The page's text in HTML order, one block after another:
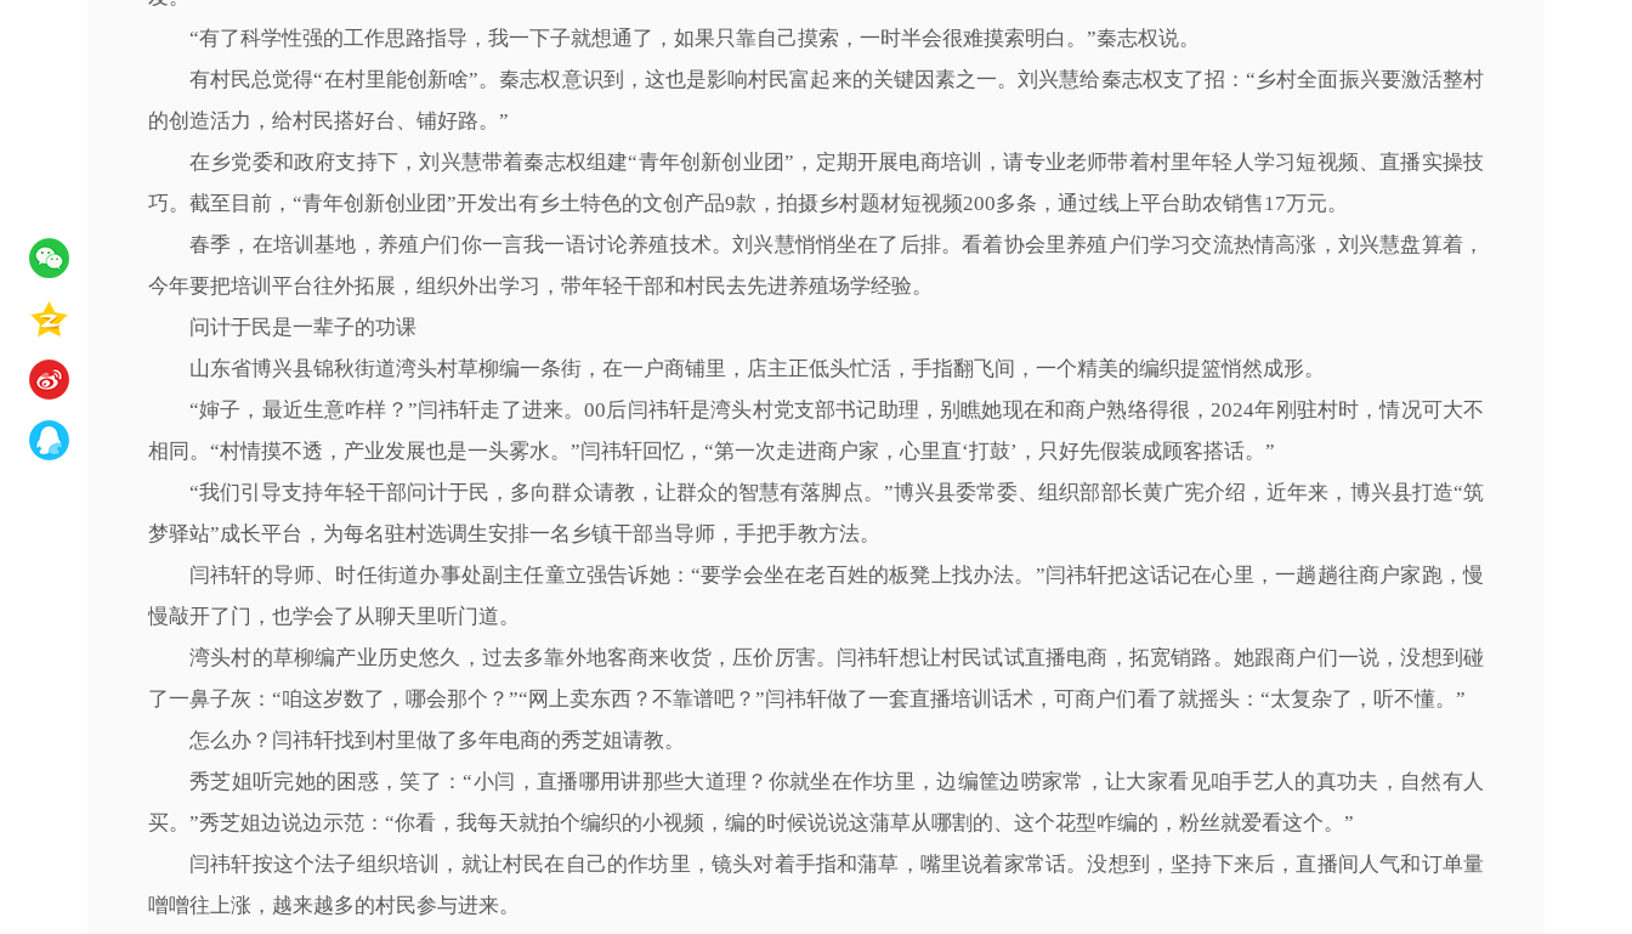
“有了科学性强的工作思路指导，我一下子就想通了，如果只靠自己摸索，一时半会很难摸索明白。”秦志权说。
有村民总觉得“在村里能创新啥”。秦志权意识到，这也是影响村民富起来的关键因素之一。刘兴慧给秦志权支了招：“乡村全面振兴要激活整村
的创造活力，给村民搭好台、铺好路。”
在乡党委和政府支持下，刘兴慧带着秦志权组建“青年创新创业团”，定期开展电商培训，请专业老师带着村里年轻人学习短视频、直播实操技
巧。截至目前，“青年创新创业团”开发出有乡土特色的文创产品9款，拍摄乡村题材短视频200多条，通过线上平台助农销售17万元。
春季，在培训基地，养殖户们你一言我一语讨论养殖技术。刘兴慧悄悄坐在了后排。看着协会里养殖户们学习交流热情高涨，刘兴慧盘算着，
今年要把培训平台往外拓展，组织外出学习，带年轻干部和村民去先进养殖场学经验。
问计于民是一辈子的功课
山东省博兴县锦秋街道湾头村草柳编一条街，在一户商铺里，店主正低头忙活，手指翻飞间，一个精美的编织提篮悄然成形。
“婶子，最近生意咋样？”闫祎轩走了进来。00后闫祎轩是湾头村党支部书记助理，别瞧她现在和商户熟络得很，2024年刚驻村时，情况可大不
相同。“村情摸不透，产业发展也是一头雾水。”闫祎轩回忆，“第一次走进商户家，心里直‘打鼓’，只好先假装成顾客搭话。”
“我们引导支持年轻干部问计于民，多向群众请教，让群众的智慧有落脚点。”博兴县委常委、组织部部长黄广宪介绍，近年来，博兴县打造“筑
梦驿站”成长平台，为每名驻村选调生安排一名乡镇干部当导师，手把手教方法。
闫祎轩的导师、时任街道办事处副主任童立强告诉她：“要学会坐在老百姓的板凳上找办法。”闫祎轩把这话记在心里，一趟趟往商户家跑，慢
慢敲开了门，也学会了从聊天里听门道。
湾头村的草柳编产业历史悠久，过去多靠外地客商来收货，压价厉害。闫祎轩想让村民试试直播电商，拓宽销路。她跟商户们一说，没想到碰
了一鼻子灰：“咱这岁数了，哪会那个？”“网上卖东西？不靠谱吧？”闫祎轩做了一套直播培训话术，可商户们看了就摇头：“太复杂了，听不懂。”
怎么办？闫祎轩找到村里做了多年电商的秀芝姐请教。
秀芝姐听完她的困惑，笑了：“小闫，直播哪用讲那些大道理？你就坐在作坊里，边编筐边唠家常，让大家看见咱手艺人的真功夫，自然有人
买。”秀芝姐边说边示范：“你看，我每天就拍个编织的小视频，编的时候说说这蒲草从哪割的、这个花型咋编的，粉丝就爱看这个。”
闫祎轩按这个法子组织培训，就让村民在自己的作坊里，镜头对着手指和蒲草，嘴里说着家常话。没想到，坚持下来后，直播间人气和订单量
噌噌往上涨，越来越多的村民参与进来。